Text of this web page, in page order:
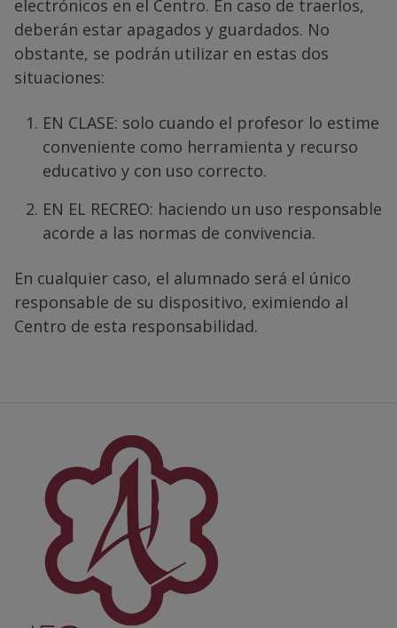
electrónicos en el Centro. En caso de traerlos,
deberán estar apagados y guardados. No
obstante, se podrán utilizar en estas dos
situaciones:
EN CLASE: solo cuando el profesor lo estime
conveniente como herramienta y recurso
educativo y con uso correcto.
EN EL RECREO: haciendo un uso responsable
acorde a las normas de convivencia.
En cualquier caso, el alumnado será el único
responsable de su dispositivo, eximiendo al
Centro de esta responsabilidad.